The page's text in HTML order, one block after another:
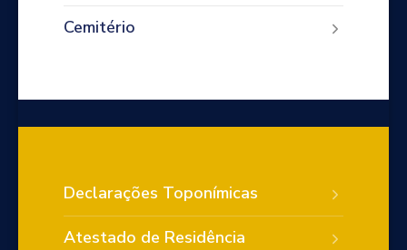
Cemitério
Declarações Toponímicas
Atestado de Residência